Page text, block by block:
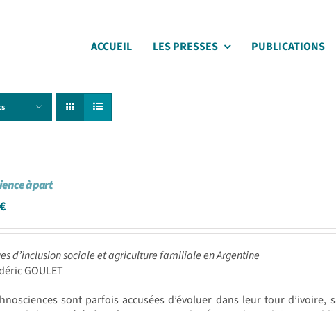
ACCUEIL LES PRESSES PUBLICATIONS
à part
€
d’inclusion sociale et agriculture familiale en Argentine
GOULET
sont parfois accusées d’évoluer dans leur tour